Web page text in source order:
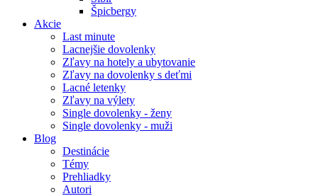
Špicbergy
Akcie
Last minute
Lacnejšie dovolenky
Zľavy na hotely a ubytovanie
Zľavy na dovolenky s deťmi
Lacné letenky
Zľavy na výlety
Single dovolenky - ženy
Single dovolenky - muži
Blog
Destinácie
Témy
Prehliadky
Autori